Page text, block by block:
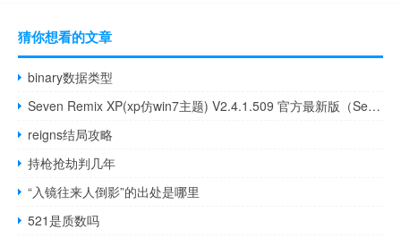
猜你想看的文章
binary数据类型
Seven Remix XP(xp仿win7主题) V2.4.1.509 官方最新版（Seven Remix XP(xp仿win7主题) V2.4.1.509 官方最新版功能简介）
reigns结局攻略
持枪抢劫判几年
“入镜往来人倒影”的出处是哪里
521是质数吗